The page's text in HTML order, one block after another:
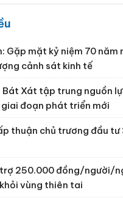
Gặp mặt kỷ niệm 70 năm
cảnh sát kinh tế
Bát Xát tập trung nguồn
đoạn phát triển mới
thuận chủ trương đầu tư
trợ 250.000 đồng/người/
vùng thiên tai